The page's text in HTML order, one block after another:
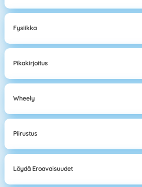
Fysiikka
Pikakirjoitus
Wheely
Piirustus
Löydä Eroavaisuudet